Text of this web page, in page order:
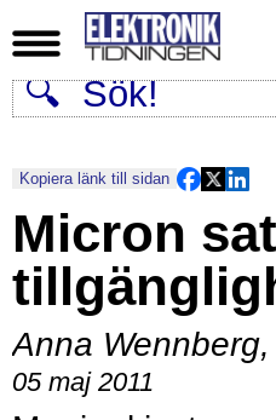
Kopiera länk till sidan
Micron
Anna Wennberg,
05 maj 2011